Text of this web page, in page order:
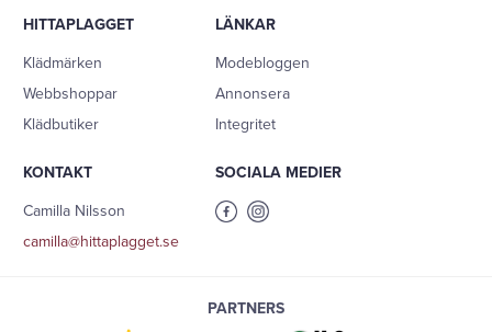
HITTAPLAGGET
Klädmärken
Webbshoppar
Klädbutiker
LÄNKAR
Modebloggen
Annonsera
Integritet
KONTAKT
Camilla Nilsson
camilla@hittaplagget.se
SOCIALA MEDIER
PARTNERS